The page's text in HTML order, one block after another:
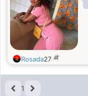
Rosada27 歳
1